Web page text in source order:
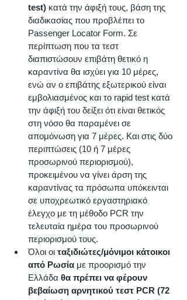
test) κατά την άφιξή τους, βάση της
διαδικασίας που προβλέπει το
Passenger Locator Form. Σε
περίπτωση που τα τεστ
διαπιστώσουν επιβάτη θετικό η
καραντίνα θα ισχύει για 10 μέρες,
ενώ αν ο επιβάτης εξωτερικού είναι
εμβολιασμένος και το rapid test κατά
την άφιξή του δείξει ότι είναι θετικός
στη νόσο θα παραμένει σε
απομόνωση για 7 μέρες. Και στις δύο
περιπτώσεις (10 ή 7 μέρες
προσωρινού περιορισμού),
προκειμένου να γίνει άρση της
καραντίνας τα πρόσωπα υπόκεινται
σε υποχρεωτικό εργαστηριακό
έλεγχο με τη μέθοδο PCR την
τελευταία ημέρα του προσωρινού
περιορισμού τους.
Όλοι οι ταξιδιώτες/μόνιμοι κάτοικοι
από Ρωσία με προορισμό την
Ελλάδα θα πρέπει να φέρουν
βεβαίωση αρνητικού τεστ PCR (72